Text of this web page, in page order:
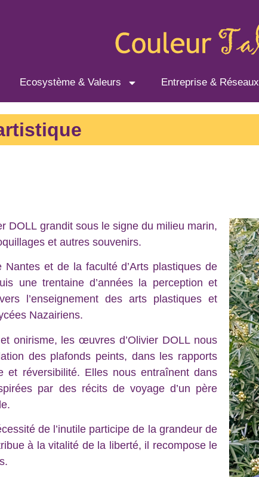
Ecosystème & Valeurs Entreprise & Réseaux
DOLL grandit sous le signe du milieu marin,
et autres souvenirs.
et de la faculté d’Arts plastiques de
une trentaine d’années la perception et
l’enseignement des arts plastiques et
Nazairiens.
onirisme, les œuvres d’Olivier DOLL nous
des plafonds peints, dans les rapports
et réversibilité. Elles nous entraînent dans
par des récits de voyage d’un père
de l’inutile participe de la grandeur de
à la vitalité de la liberté, il recompose le